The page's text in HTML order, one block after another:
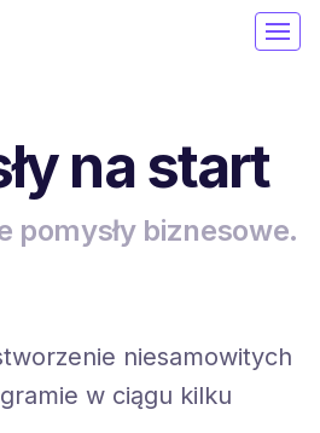
na start
pomysły biznesowe.
niesamowitych
w ciągu kilku